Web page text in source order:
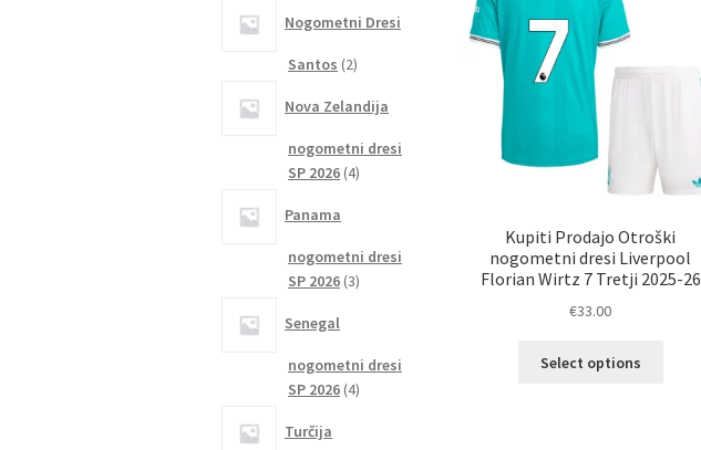
Kupiti Prodajo Otroški
nogometni dresi Liverpool
Florian Wirtz 7 Tretji 2025-26
€33.00
Select options
Nogometni Dresi
Santos 22
Nova Zelandija
nogometni dresi
SP 2026 44
Panama
nogometni dresi
SP 2026 33
Senegal
nogometni dresi
SP 2026 44
Turčija